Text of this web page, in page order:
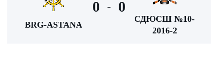
BRG-ASTANA
0 - 0
СДЮСШ №10-
2016-2